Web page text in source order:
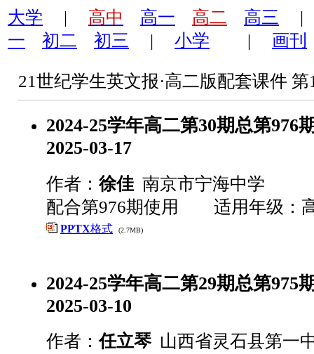
大学 | 高中 高一 高二 高三
一
初二 初三 | 小学 | 画刊
21世纪学生英文报·高二版配套课件 第
2024-25学年高二第30期总第976
2025-03-17
作者： 徐佳 南京市宁海中学
配合第976期使用 适用年级：
PPTX格式 (2.7MB)
2024-25学年高二第29期总第975
2025-03-10
作者：任立琴 山西省灵石县第一